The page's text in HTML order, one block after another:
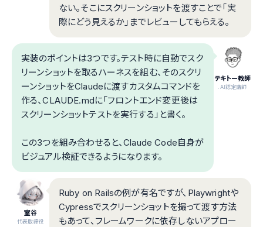
ない。そこにスクリーンショットを渡すことで「実
際にどう見えるか」までレビューしてもらえる。
テキトー教師
.AI認定講師
実装のポイントは3つです。テスト時に自動でスク
リーンショットを取るハーネスを組む、そのスクリ
ーンショットをClaudeに渡すカスタムコマンドを
作る、CLAUDE.mdに「フロントエンド変更後は
スクリーンショットテストを実行する」と書く。
この3つを組み合わせると、Claude Code自身が
ビジュアル検証できるようになります。
室谷
代表取締役
Ruby on Railsの例が有名ですが、Playwrightや
Cypressでスクリーンショットを撮って渡す方法
もあって、フレームワークに依存しないアプロー